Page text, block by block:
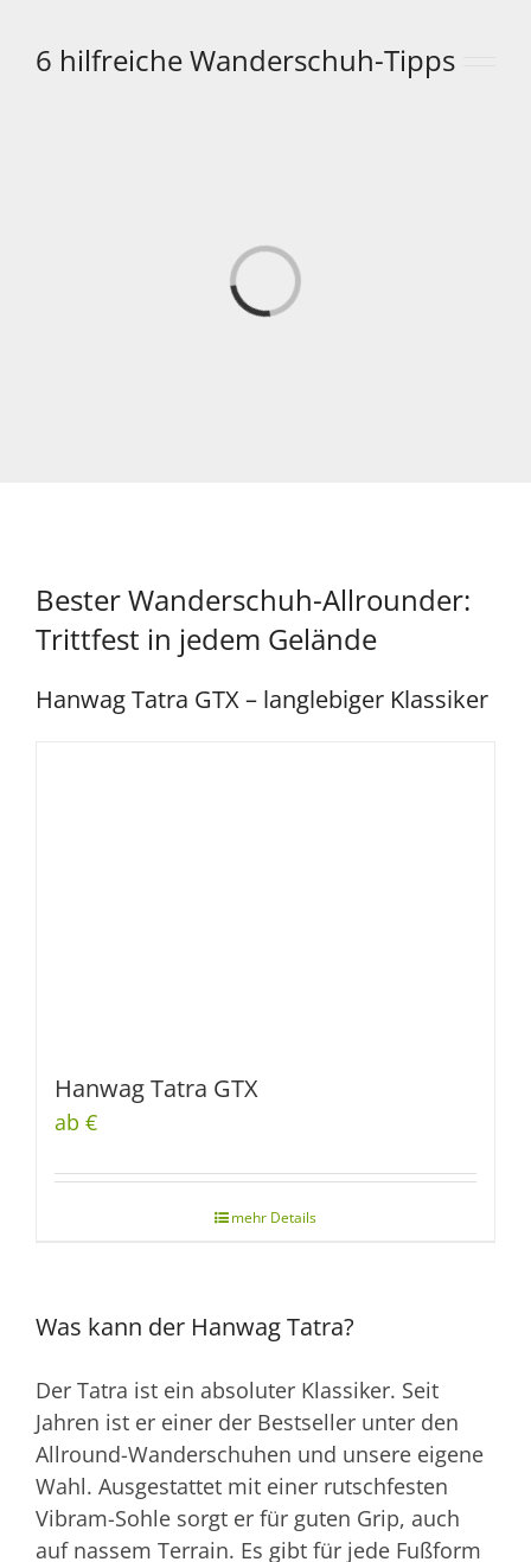
6 hilfreiche Wanderschuh-Tipps
Laden...
Bester Wanderschuh-Allrounder:
Trittfest in jedem Gelände
Hanwag Tatra GTX – langlebiger Klassiker
Hanwag Tatra GTX
ab €
Was kann der Hanwag Tatra?
Der Tatra ist ein absoluter Klassiker. Seit
Jahren ist er einer der Bestseller unter den
Allround-Wanderschuhen und unsere eigene
Wahl. Ausgestattet mit einer rutschfesten
Vibram-Sohle sorgt er für guten Grip, auch
auf nassem Terrain. Es gibt für jede Fußform